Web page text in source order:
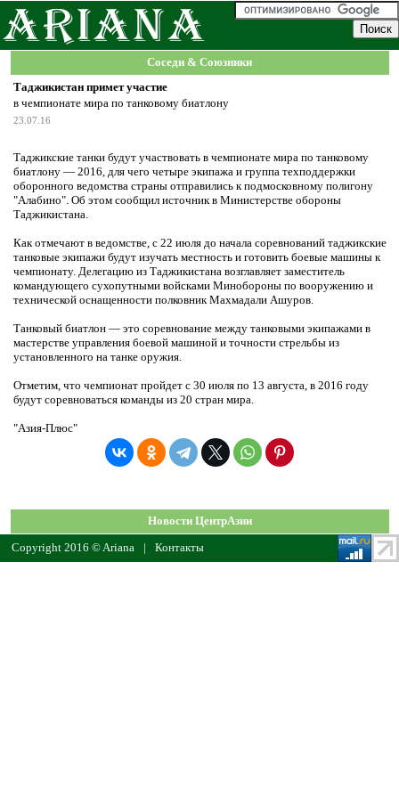
Соседи & Союзники
Таджикистан примет участие
в чемпионате мира по танковому биатлону
23.07.16
Таджикские танки будут участвовать в чемпионате мира по танковому
биатлону — 2016, для чего четыре экипажа и группа техподдержки
оборонного ведомства страны отправились к подмосковному полигону
"Алабино". Об этом сообщил источник в Министерстве обороны
Таджикистана.
Как отмечают в ведомстве, с 22 июля до начала соревнований таджикские
танковые экипажи будут изучать местность и готовить боевые машины к
чемпионату. Делегацию из Таджикистана возглавляет заместитель
командующего сухопутными войсками Минобороны по вооружению и
технической оснащенности полковник Махмадали Ашуров.
Танковый биатлон — это соревнование между танковыми экипажами в
мастерстве управления боевой машиной и точности стрельбы из
установленного на танке оружия.
Отметим, что чемпионат пройдет с 30 июля по 13 августа, в 2016 году
будут соревноваться команды из 20 стран мира.
"Азия-Плюс"
Новости ЦентрАзии
Copyright 2016 © Ariana
| Контакты